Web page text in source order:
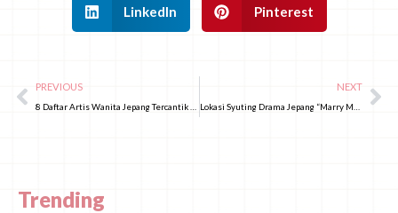
LinkedIn Pinterest
PREVIOUS NEXT
Trending